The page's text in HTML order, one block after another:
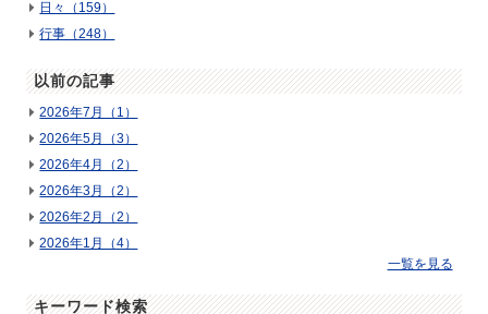
日々（159）
行事（248）
以前の記事
2026年7月（1）
2026年5月（3）
2026年4月（2）
2026年3月（2）
2026年2月（2）
2026年1月（4）
一覧を見る
キーワード検索